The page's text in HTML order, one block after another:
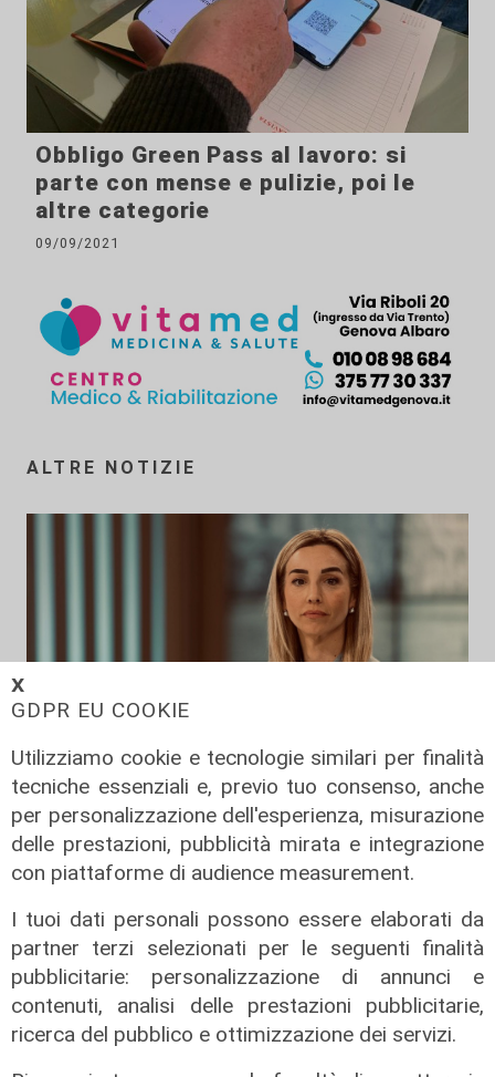
𝗫
GDPR EU COOKIE
Utilizziamo cookie e tecnologie similari per finalità
tecniche essenziali e, previo tuo consenso, anche
per personalizzazione dell'esperienza, misurazione
delle prestazioni, pubblicità mirata e integrazione
con piattaforme di audience measurement.
I tuoi dati personali possono essere elaborati da
partner terzi selezionati per le seguenti finalità
pubblicitarie: personalizzazione di annunci e
contenuti, analisi delle prestazioni pubblicitarie,
ricerca del pubblico e ottimizzazione dei servizi.
Obbligo Green Pass al lavoro: si
parte con mense e pulizie, poi le
altre categorie
09/09/2021
ALTRE NOTIZIE
Anticipazione
'È già domani': in uscita a ottobre il
libro della sindaca Salis
09/08/2026
di redazione